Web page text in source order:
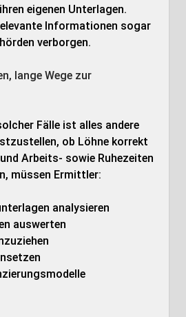
eigenen Unterlagen.
Informationen sogar
verborgen.
lange Wege zur
Fälle ist alles andere
ob Löhne korrekt
Arbeits- sowie Ruhezeiten
müssen Ermittler:
analysieren
auswerten